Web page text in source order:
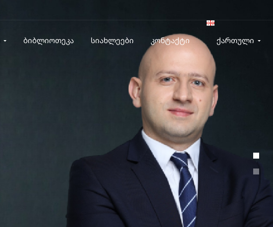
ბიბლიოთეკა სიახლეები კონტაქტი ქართული